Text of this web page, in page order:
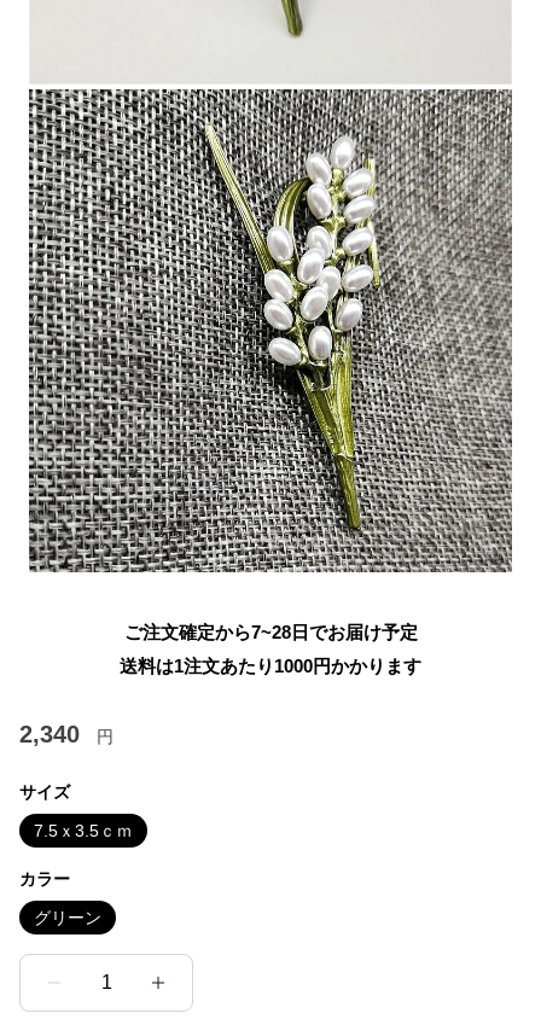
ご注文確定から7~28日でお届け予定
送料は1注文あたり 1000円かかります
2,340 円
サイズ
7.5ｘ3.5ｃｍ
カラー
グリーン
1